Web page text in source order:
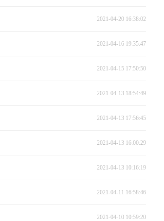
2021-04-20 16:38:02
2021-04-16 19:35:47
2021-04-15 17:50:50
2021-04-13 18:54:49
2021-04-13 17:56:45
2021-04-13 16:00:29
2021-04-13 10:16:19
2021-04-11 16:58:46
2021-04-10 10:59:20